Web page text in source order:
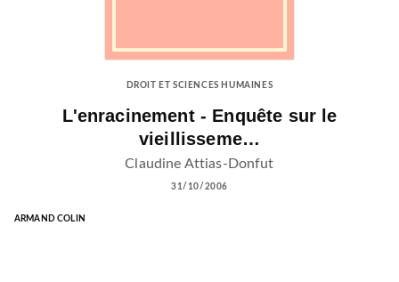
DROIT ET SCIENCES HUMAINES
L'enracinement - Enquête sur le
vieillisseme…
Claudine Attias-Donfut
31/10/2006
ARMAND COLIN